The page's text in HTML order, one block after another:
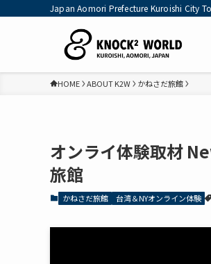
Japan Aomori Prefecture Kuroishi City
HOME ABOUT K2W かねさだ旅館
オンライ体験取材
旅館
かねさだ旅館 台湾＆NYオンライン体験